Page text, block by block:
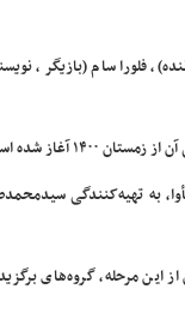
فلورا سام (بازیگر،
تجربه شده، محصولی از موسسه مأوا، به تهیه‌کنندگی
آثار ارزیابی شدند. پس از این مرحله، گروه‌های